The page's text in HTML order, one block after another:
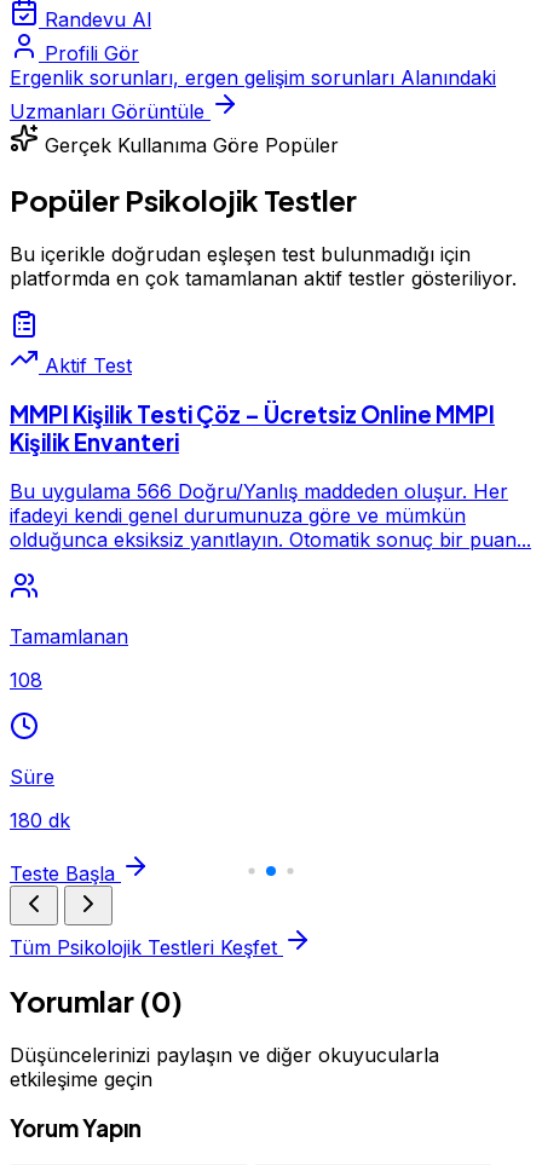
Randevu Al
Profili Gör
Ergenlik sorunları, ergen gelişim sorunları Alanındaki
Uzmanları Görüntüle
Gerçek Kullanıma Göre Popüler
Popüler Psikolojik Testler
Bu içerikle doğrudan eşleşen test bulunmadığı için
platformda en çok tamamlanan aktif testler gösteriliyor.
Aktif Test
MMPI Kişilik Testi Çöz – Ücretsiz Online MMPI
Kişilik Envanteri
Bu uygulama 566 Doğru/Yanlış maddeden oluşur. Her
ifadeyi kendi genel durumunuza göre ve mümkün
olduğunca eksiksiz yanıtlayın. Otomatik sonuç bir puan...
Tamamlanan
108
Süre
180 dk
Teste Başla
Tüm Psikolojik Testleri Keşfet
Yorumlar (0)
Düşüncelerinizi paylaşın ve diğer okuyucularla
etkileşime geçin
Yorum Yapın